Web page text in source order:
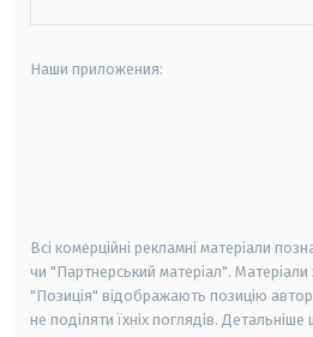
Наши приложения:
Всі комерційні рекламні матеріали
чи "Партнерський матеріал".
"Позиція" відображають позицію
не поділяти їхніх поглядів.